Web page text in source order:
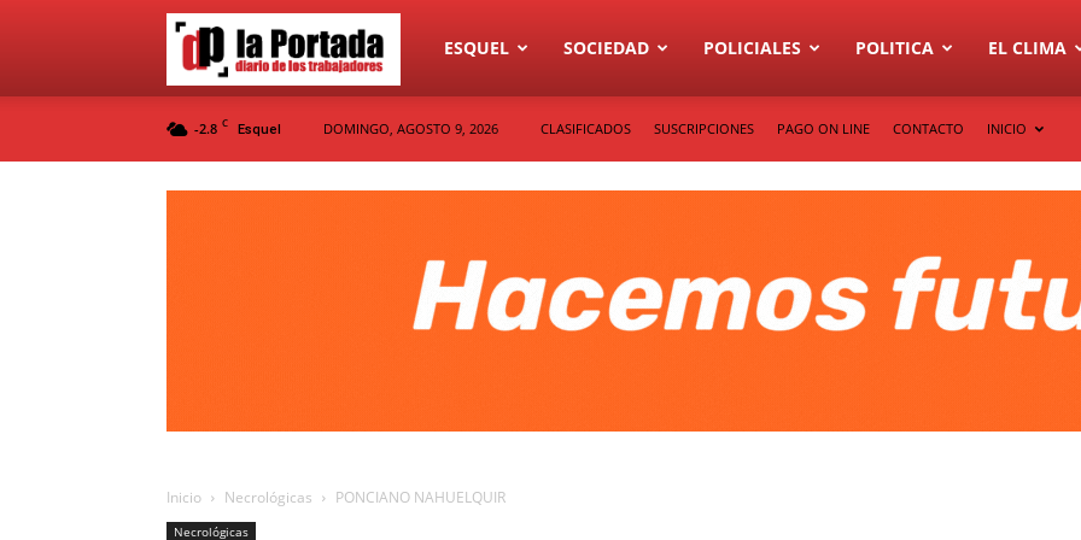
Diario
ESQUEL SOCIEDAD POLICIALES POLITICA EL CLIMA
-2.8 C Esquel DOMINGO, AGOSTO 9, 2026 CLASIFICADOS SUSCRIPCIONES PAGO ON LINE CONTACTO INICIO
Inicio Necrológicas PONCIANO NAHUELQUIR
Necrológicas